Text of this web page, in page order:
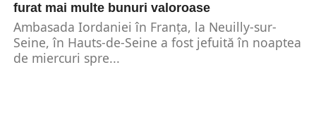
furat mai multe bunuri valoroase
Ambasada Iordaniei în Franţa, la Neuilly-sur-
Seine, în Hauts-de-Seine a fost jefuită în noaptea
de miercuri spre...